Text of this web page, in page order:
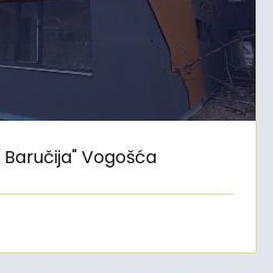
Baručija" Vogošća